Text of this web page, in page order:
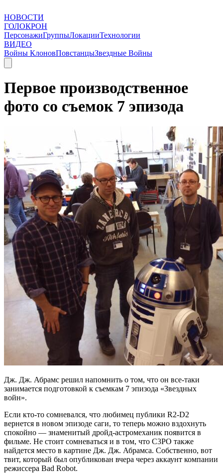
НОВОСТИ
ГОЛОКРОН
ПерсонажиГруппыЛокацииТехнологии
ВИДЕО
Войны КлоновПовстанцыЗвездные Войны
Первое производственное
фото со съемок 7 эпизода
Дж. Дж. Абрамс решил напомнить о том, что он все-таки
занимается подготовкой к съемкам 7 эпизода «Звездных
войн».
Если кто-то сомневался, что любимец публики R2-D2
вернется в новом эпизоде саги, то теперь можно вздохнуть
спокойно — знаменитый дройд-астромеханик появится в
фильме. Не стоит сомневаться и в том, что C3PO также
найдется место в картине Дж. Дж. Абрамса. Собственно, вот
твит, который был опубликован вчера через аккаунт компании
режиссера Bad Robot.